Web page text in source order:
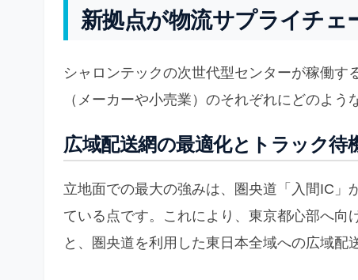
新拠点が物流サプライチェ
シャロンテックの次世代型センターが稼働
（メーカーや小売業）のそれぞれにどのよう
広域配送網の最適化とトラック待
立地面での最大の強みは、圏央道「入間IC」
ている点です。これにより、東京都心部へ向
と、圏央道を利用した東日本全域への広域配